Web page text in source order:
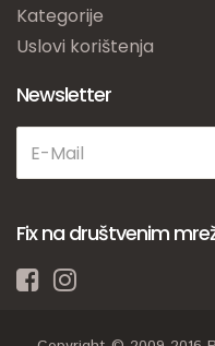
Kategorije
Uslovi korištenja
Newsletter
Fix na društvenim